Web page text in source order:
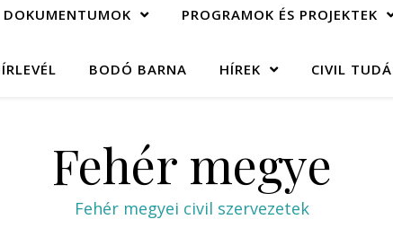
DOKUMENTUMOK PROGRAMOK ÉS PROJEKTEK
BODÓ BARNA HÍREK CIVIL
Fehér megye
Fehér megyei civil szervezetek